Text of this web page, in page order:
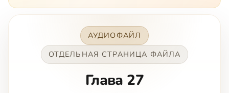
АУДИОФАЙЛ
ОТДЕЛЬНАЯ СТРАНИЦА ФАЙЛА
Глава 27